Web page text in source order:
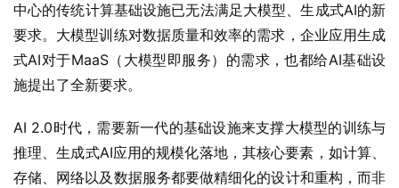
中心的传统计算基础设施已无法满足大模型、生成式AI的新
要求。大模型训练对数据质量和效率的需求，企业应用生成
式AI对于MaaS（大模型即服务）的需求，也都给AI基础设
施提出了全新要求。
AI 2.0时代，需要新一代的基础设施来支撑大模型的训练与
推理、生成式AI应用的规模化落地，其核心要素，如计算、
存储、网络以及数据服务都要做精细化的设计和重构，而非